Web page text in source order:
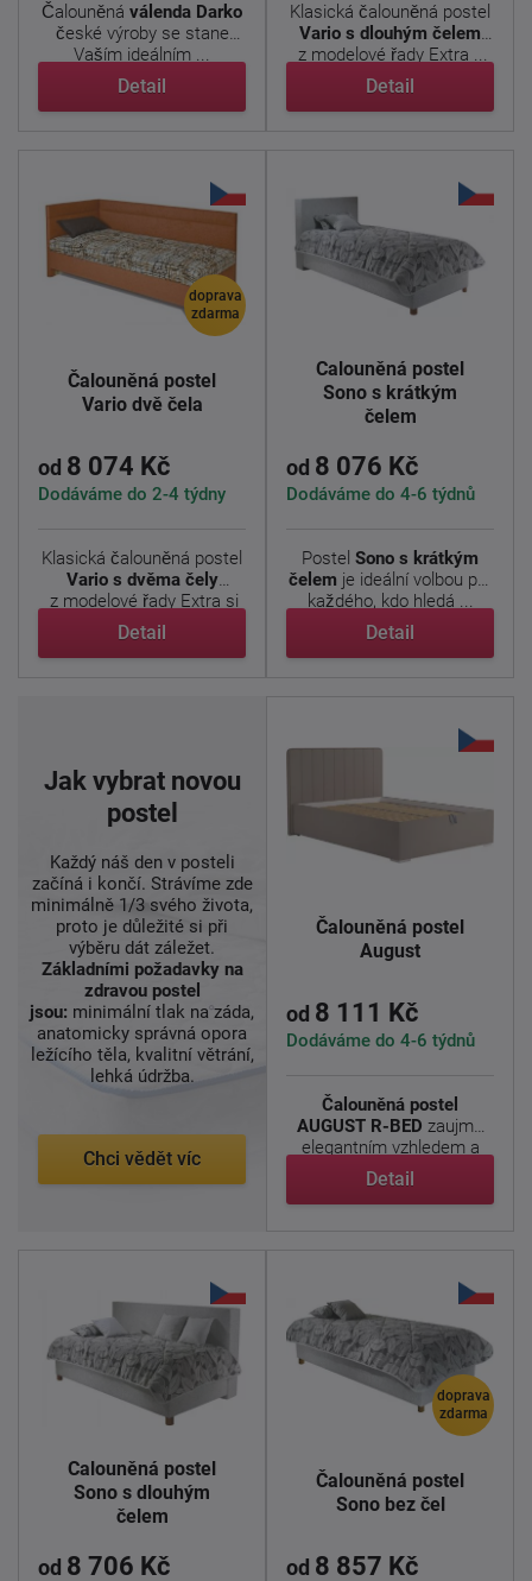
Čalouněná válenda Darko
české výroby se stane
Vaším ideálním ...
Detail
Klasická čalouněná postel
Vario s dlouhým čelem
z modelové řady Extra ...
Detail
doprava
zdarma
Čalouněná postel
Vario dvě čela
od 8 074 Kč
Dodáváme do 2-4 týdny
Klasická čalouněná postel
Vario s dvěma čely
z modelové řady Extra si
...
Detail
Čalouněná postel
Sono s krátkým
čelem
od 8 076 Kč
Dodáváme do 4-6 týdnů
Postel Sono s krátkým
čelem je ideální volbou pro
každého, kdo hledá ...
Detail
Jak vybrat novou
postel
Každý náš den v posteli
začíná i končí. Strávíme zde
minimálně 1/3 svého života,
proto je důležité si při
výběru dát záležet.
Základními požadavky na
zdravou postel
jsou: minimální tlak na záda,
anatomicky správná opora
ležícího těla, kvalitní větrání,
lehká údržba.
Chci vědět víc
Čalouněná postel
August
od 8 111 Kč
Dodáváme do 4-6 týdnů
Čalouněná postel
AUGUST R-BED zaujme
elegantním vzhledem a
výrazným ...
Detail
Čalouněná postel
Sono s dlouhým
čelem
od 8 706 Kč
doprava
zdarma
Čalouněná postel
Sono bez čel
od 8 857 Kč